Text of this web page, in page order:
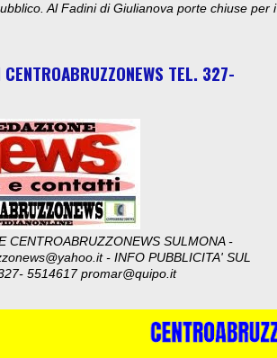
Al Fadini di Giulianova porte chiuse per i
CENTROABRUZZONEWS TEL. 327-
CENTROABRUZZONEWS SULMONA -
- INFO PUBBLICITA' SUL
5514617 promar@quipo.it